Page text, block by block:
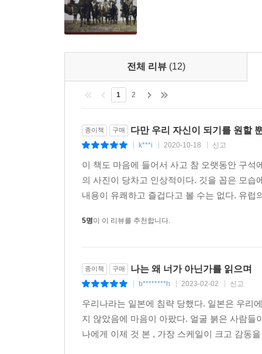
"아메리카 인디언의 오랜 침묵의 목소리는 대지
약과 같다. 우리는 그것을 단순한 지혜가 아니라
이야기한. 또한 우리가 진정 누구이며 무엇을 잃
인디언들의 이 연설문집은 단순한 외침이 아니
자연성을 회복시켜 줄 귀중한 지침이다.
전체 리뷰 (12)
1 2
종이책 구매 다만 우리 자신이 되기를 원할
k***i 2020-10-18 신고
이 책도 마음에 들어서 사고 참 오랫동안 구
의 사진이 당차고 인상적이다. 깃을 꼽은 모
내용이 유쾌하고 즐겁다고 볼 수는 없다. 유
5명이 이 리뷰를 추천합니다.
종이책 구매 나는 왜 너가 아닌가를 읽으며
b********h 2023-02-02 신고
우리나라는 일본에 침략 당했다. 일본은 우리
지 않았음에 마음이 아팠다. 얼굴 붉은 사람
나에게 이제 것 본 , 가장 스케일이 크고 감동